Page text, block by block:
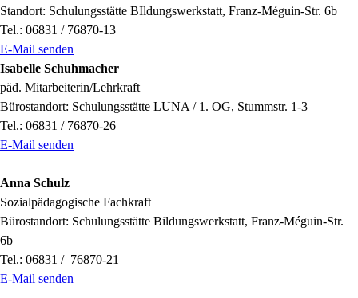
Standort: Schulungsstätte BIldungswerkstatt, Franz-Méguin-Str. 6b
Tel.: 06831 / 76870-13
E-Mail senden
Isabelle Schuhmacher
päd. Mitarbeiterin/Lehrkraft
Bürostandort: Schulungsstätte LUNA / 1. OG, Stummstr. 1-3
Tel.: 06831 / 76870-26
E-Mail senden
Anna Schulz
Sozialpädagogische Fachkraft
Bürostandort: Schulungsstätte Bildungswerkstatt, Franz-Méguin-Str.
6b
Tel.: 06831 / 76870-21
E-Mail senden